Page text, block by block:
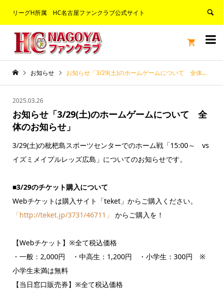
リーグH所属 HC名古屋ファンクラブ公式サイト


お知らせ お知らせ「3/29(土)のホームゲームについて 全体のお知らせ」
2025.03.26
お知らせ「3/29(土)のホームゲームについて 全
体のお知らせ」
3/29(土)の枇杷島スポーツセンターでのホーム戦「15:00～ vs
イズミメイプルレッズ広島」についてのお知らせです。
■3/29のチケット購入について
Webチケットは購入サイト「teket」からご購入ください。
「http://teket.jp/3731/46711」 からご購入を！
【Webチケット】※全て税込価格
・一般：2,000円 ・中高生：1,200円 ・小学生：300円 ※
小学生未満は無料
【当日窓口販売券】※全て税込価格